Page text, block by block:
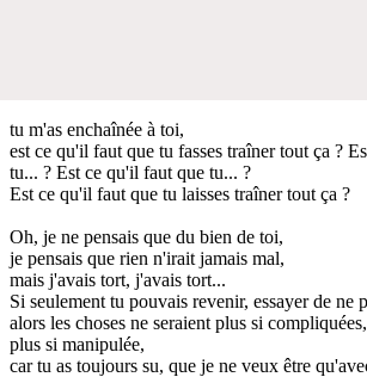
tu m'as enchaînée à toi,
est ce qu'il faut que tu fasses traîner tout ça ?
tu... ? Est ce qu'il faut que tu... ?
Est ce qu'il faut que tu laisses traîner tout ça ?
Oh, je ne pensais que du bien de toi,
je pensais que rien n'irait jamais mal,
mais j'avais tort, j'avais tort...
Si seulement tu pouvais revenir, essayer de ne
alors les choses ne seraient plus si
plus si manipulée,
car tu as toujours su, que je ne veux être